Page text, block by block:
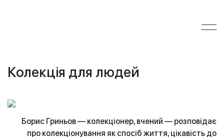
Колекція для людей
Борис Гриньов — колекціонер, вчений — розповідає
про колекціонування як спосіб життя, цікавість до